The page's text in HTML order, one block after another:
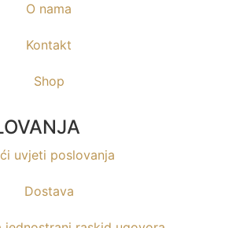
O nama
Kontakt
Shop
uvjeti poslovanja
Dostava